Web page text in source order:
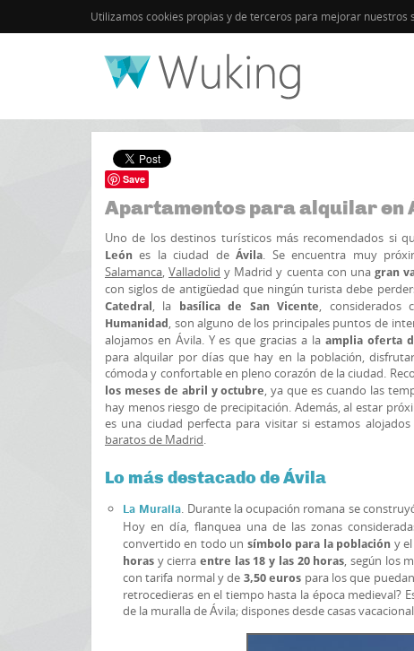
Utilizamos cookies propias y de terceros para mejorar
Save
Apartamentos para alquilar en
Uno de los destinos turísticos más recomendados si
León es la ciudad deÁvila. Se encuentra muy
Salamanca,Valladolid y Madrid y cuenta con una gran
con siglos de antigüedad que ningún turista debe
Catedral , la basílica de San Vicente, considerados
Humanidad , son alguno de los principales puntos de
alojamos en Ávila. Y es que gracias a laamplia oferta
para alquilar por días que hay en la población,
cómoda y confortable en pleno corazón de la ciudad.
los meses de abril y octubre, ya que es cuando las
hay menos riesgo de precipitación. Además, al estar
es una ciudad perfecta para visitar si estamos
baratos de Madrid.
Lo más destacado de Ávila
La Muralla. Durante la ocupación romana se
Hoy en día, flanquea una de las zonas
convertido en todo un símbolo para la población y
horas y cierraentre las 18 y las 20 horas, según los
con tarifa normal y de 3,50 euros para los que
retrocedieras en el tiempo hasta la época medieval?
de la muralla de Ávila; dispones desde casas